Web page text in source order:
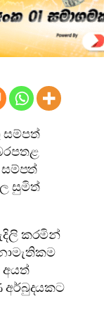
සම්පත්
සම්පත්
සුමිත්
කරමින්
අර්බුදයකට